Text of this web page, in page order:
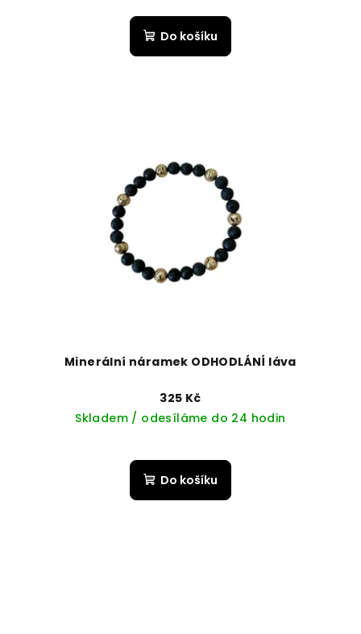
Do košíku
Minerální náramek ODHODLÁNÍ láva
325 Kč
Skladem / odesíláme do 24 hodin
Do košíku